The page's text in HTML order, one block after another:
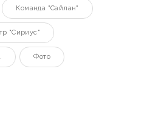
Команда "Сайлан"
"Сириус"
Фото